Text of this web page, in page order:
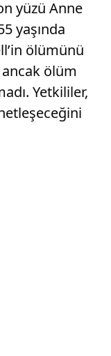
yüzü Anne
yaşında
ölümünü
ancak ölüm
Yetkililer,